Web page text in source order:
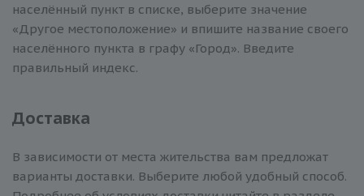
населённый пункт в списке, выберите значение
«Другое местоположение» и впишите название своего
населённого пункта в графу «Город». Введите
правильный индекс.
Доставка
В зависимости от места жительства вам предложат
варианты доставки. Выберите любой удобный способ.